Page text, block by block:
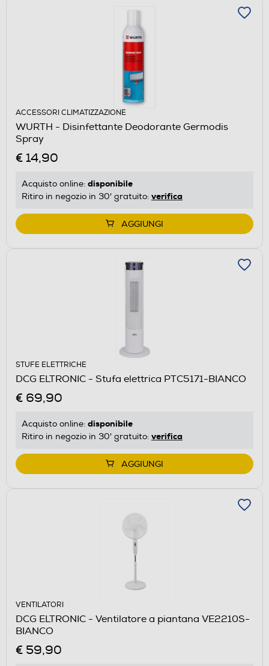
ACCESSORI CLIMATIZZAZIONE
WURTH - Disinfettante Deodorante Germodis
Spray
€ 14,90
Acquisto online: disponibile
Ritiro in negozio in 30' gratuito: verifica
AGGIUNGI
STUFE ELETTRICHE
DCG ELTRONIC - Stufa elettrica PTC5171-BIANCO
€ 69,90
Acquisto online: disponibile
Ritiro in negozio in 30' gratuito: verifica
AGGIUNGI
VENTILATORI
DCG ELTRONIC - Ventilatore a piantana VE2210S-
BIANCO
€ 59,90